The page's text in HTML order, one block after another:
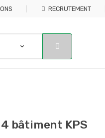
RECRUTEMENT
bâtiment KPS